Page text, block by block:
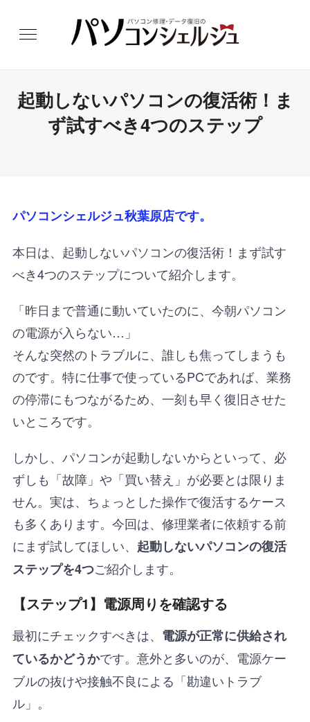
起動しないパソコンの復活術！ま
ず試すべき4つのステップ
パソコンシェルジュ秋葉原店です。
本日は、 起動しないパソコンの復活術！まず試す
べき4つのステップについて紹介します。
「昨日まで普通に動いていたのに、今朝パソコン
の電源が入らない…」
そんな突然のトラブルに、誰しも焦ってしまうも
のです。特に仕事で使っているPCであれば、業務
の停滞にもつながるため、一刻も早く復旧させた
いところです。
しかし、パソコンが起動しないからといって、必
ずしも「故障」や「買い替え」が必要とは限りま
せん。実は、ちょっとした操作で復活するケース
も多くあります。今回は、修理業者に依頼する前
にまず試してほしい、 起動しないパソコンの復活
ステップを4つご紹介します。
【ステップ1】電源周りを確認する
最初にチェックすべきは、 電源が正常に供給され
ているかどうかです。意外と多いのが、電源ケー
ブルの抜けや接触不良による「勘違いトラブ
ル」。